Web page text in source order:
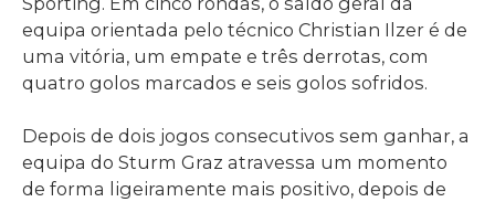
equipa orientada pelo técnico Christian Ilzer é de
uma vitória, um empate e três derrotas, com
quatro golos marcados e seis golos sofridos.
Depois de dois jogos consecutivos sem ganhar, a
equipa do Sturm Graz atravessa um momento
de forma ligeiramente mais positivo, depois de